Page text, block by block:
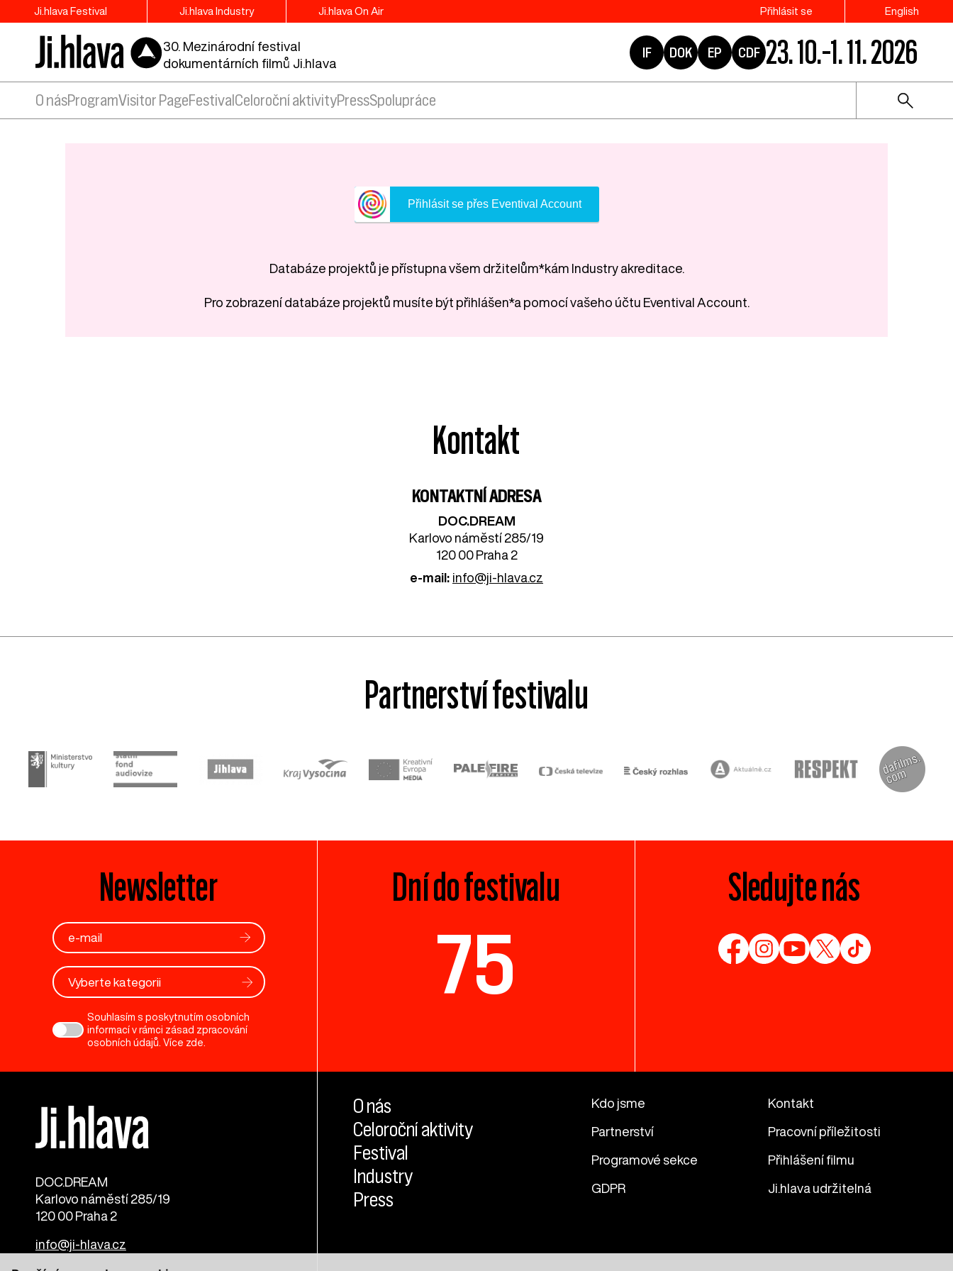
Ji.hlava Festival Ji.hlava Industry Ji.hlava On Air Přihlásit se English
30. Mezinárodní festival
dokumentárních filmů Ji.hlava
IF DOK EP CDF 23. 10.–1. 11. 2026
O násProgramVisitor PageFestival Celoroční aktivityPressSpolupráce
Přihlásit se přes Eventival Account
Databáze projektů je přístupna všem držitelům*kám Industry akreditace.
Pro zobrazení databáze projektů musíte být přihlášen*a pomocí vašeho účtu Eventival Account.
Kontakt
KONTAKTNÍ ADRESA
DOC.DREAM​
Karlovo náměstí 285/19
120 00 Praha 2
e-mail: info@ji-hlava.cz
Partnerství festivalu
Newsletter
Vyberte kategorii
Souhlasím s poskytnutím osobních
informací v rámci zásad zpracování
osobních údajů. Více zde.
Dní do festivalu
75
Sledujte nás
DOC.DREAM​
Karlovo náměstí 285/19
120 00 Praha 2
info@ji-hlava.cz
O nás
Celoroční aktivity
Festival
Industry
Press
Kdo jsme Kontakt
Partnerství Pracovní příležitosti
Programové sekce Přihlášení filmu
GDPR Ji.hlava udržitelná